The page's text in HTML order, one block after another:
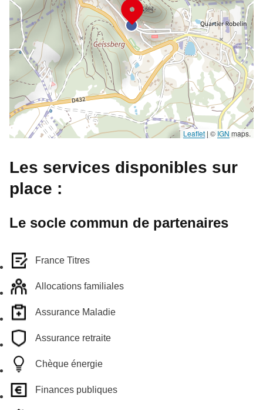
Leaflet | © IGN maps.
Les services disponibles sur
place :
Le socle commun de partenaires
France Titres
Allocations familiales
Assurance Maladie
Assurance retraite
Chèque énergie
Finances publiques